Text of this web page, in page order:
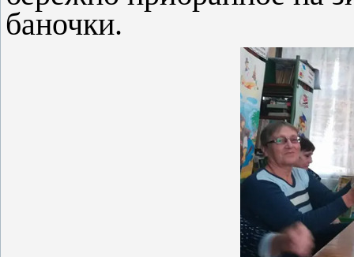
баночки.